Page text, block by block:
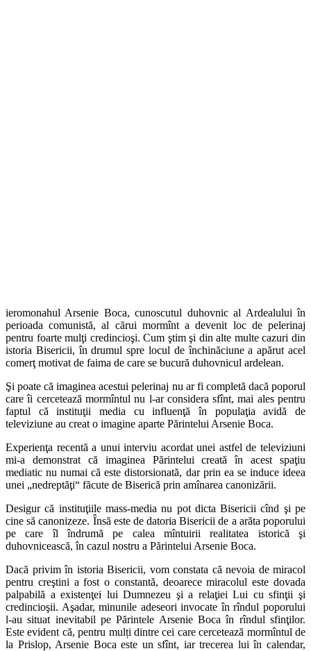
ieromonahul Arsenie Boca, cunoscutul duhovnic al Ardealului în
perioada comunistă, al cărui mormînt a devenit loc de pelerinaj
pentru foarte mulţi credincioşi. Cum ştim şi din alte multe cazuri din
istoria Bisericii, în drumul spre locul de închinăciune a apărut acel
comerţ motivat de faima de care se bucură duhovnicul ardelean.
Şi poate că imaginea acestui pelerinaj nu ar fi completă dacă poporul
care îi cercetează mormîntul nu l-ar considera sfînt, mai ales pentru
faptul că instituţii media cu influenţă în populaţia avidă de
televiziune au creat o imagine aparte Părintelui Arsenie Boca.
Experienţa recentă a unui interviu acordat unei astfel de televiziuni
mi-a demonstrat că imaginea Părintelui creată în acest spaţiu
mediatic nu numai că este distorsionată, dar prin ea se induce ideea
unei „nedreptăţi“ făcute de Biserică prin amînarea canonizării.
Desigur că instituţiile mass-media nu pot dicta Bisericii cînd şi pe
cine să canonizeze. Însă este de datoria Bisericii de a arăta poporului
pe care îl îndrumă pe calea mîntuirii realitatea istorică şi
duhovnicească, în cazul nostru a Părintelui Arsenie Boca.
Dacă privim în istoria Bisericii, vom constata că nevoia de miracol
pentru creştini a fost o constantă, deoarece miracolul este dovada
palpabilă a existenţei lui Dumnezeu şi a relaţiei Lui cu sfinţii şi
credincioşii. Aşadar, minunile adeseori invocate în rîndul poporului
l-au situat inevitabil pe Părintele Arsenie Boca în rîndul sfinţilor.
Este evident că, pentru mulți dintre cei care cercetează mormîntul de
la Prislop, Arsenie Boca este un sfînt, iar trecerea lui în calendar,